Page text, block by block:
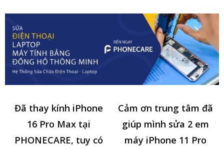
Đã thay kính iPhone
16 Pro Max tại
PHONECARE, tuy có
Cảm ơn trung tâm đã
giúp mình sửa 2 em
máy iPhone 11 Pro